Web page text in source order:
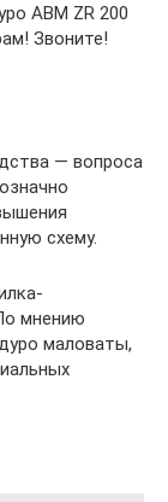
ABM ZR 200
Звоните!
— вопроса
схему.
мнению
маловаты,